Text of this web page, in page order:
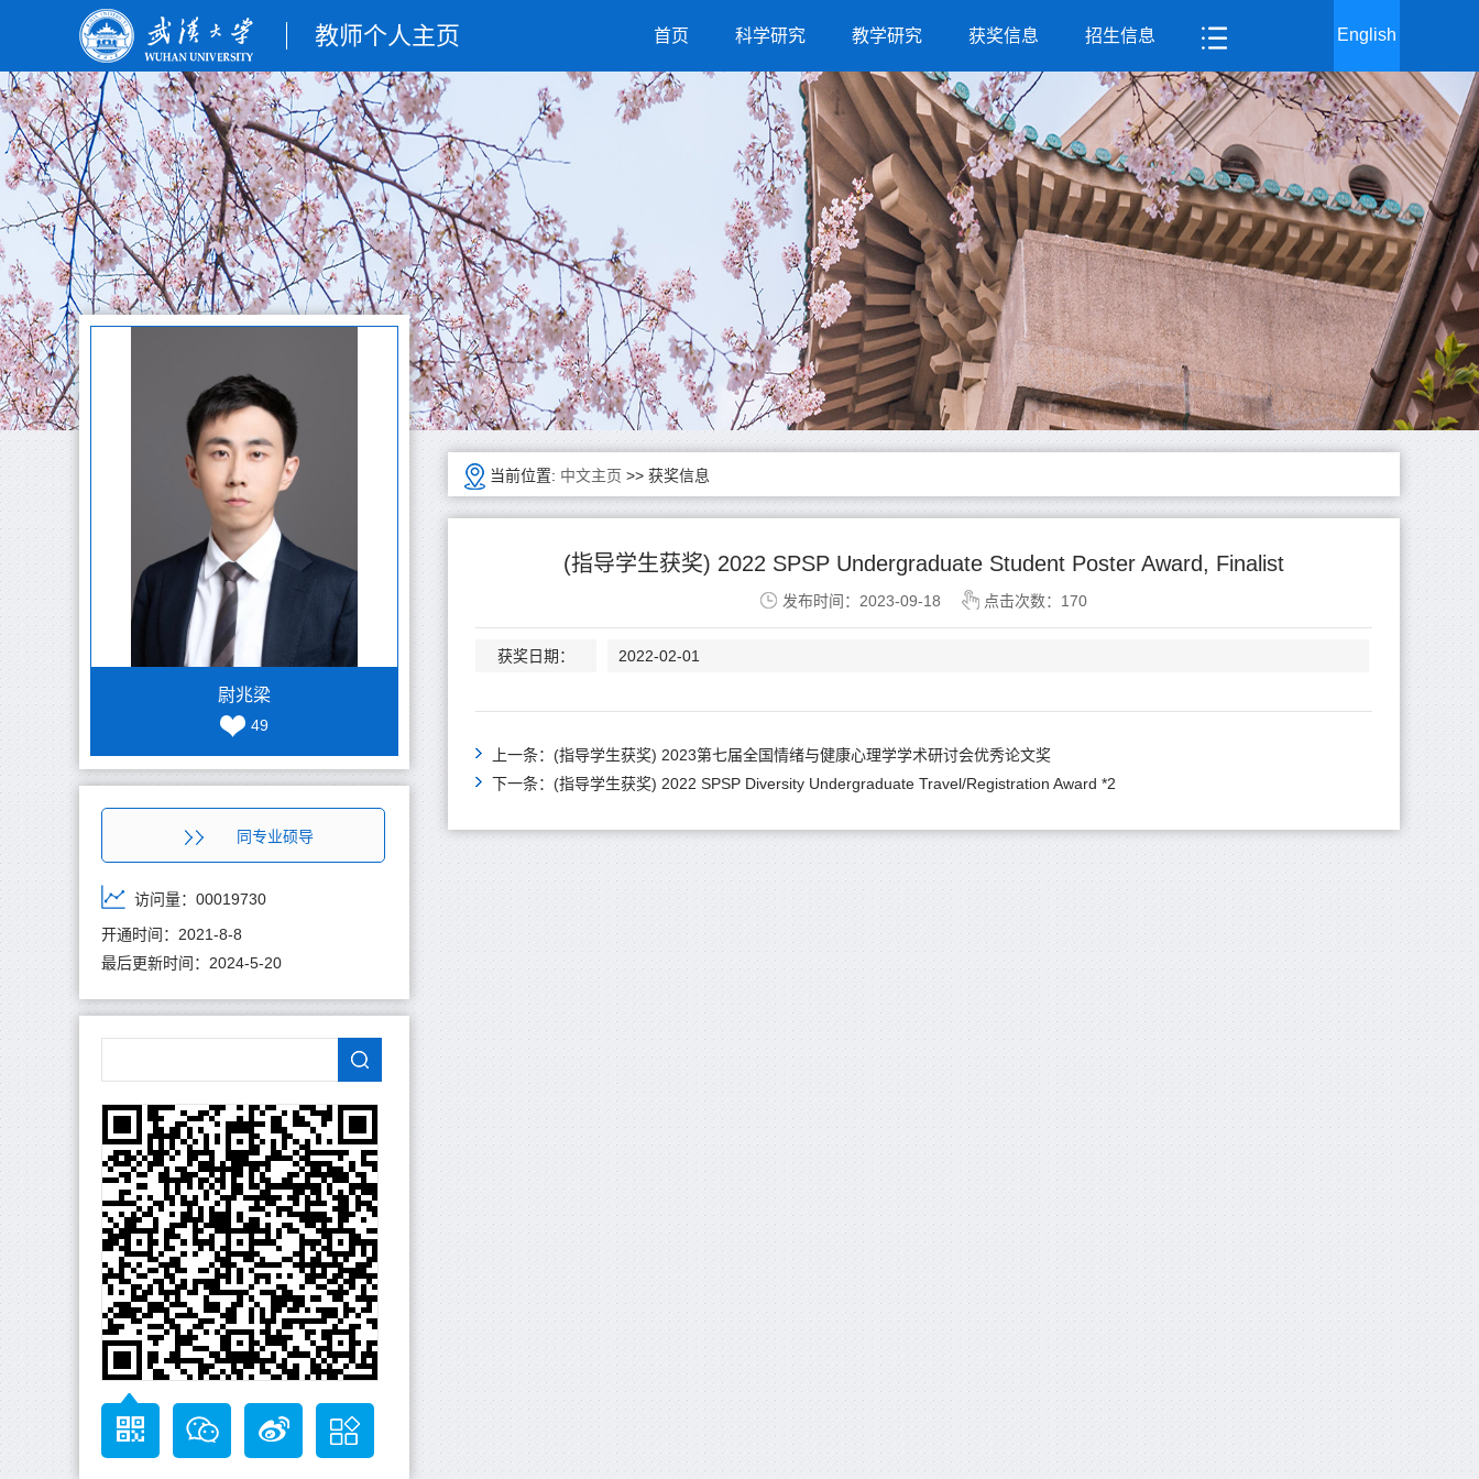
教师个人主页 首页 科学研究 教学研究 获奖信息 招生信息 English
尉兆梁
49
同专业硕导
访问量： 00019730
开通时间： 2021-8-8
最后更新时间： 2024-5-20
当前位置: 中文主页 >> 获奖信息
(指导学生获奖) 2022 SPSP Undergraduate Student Poster Award, Finalist
发布时间：2023-09-18 点击次数： 170
获奖日期： 2022-02-01
上一条： (指导学生获奖) 2023第七届全国情绪与健康心理学学术研讨会优秀论文奖
下一条： (指导学生获奖) 2022 SPSP Diversity Undergraduate Travel/Registration Award *2